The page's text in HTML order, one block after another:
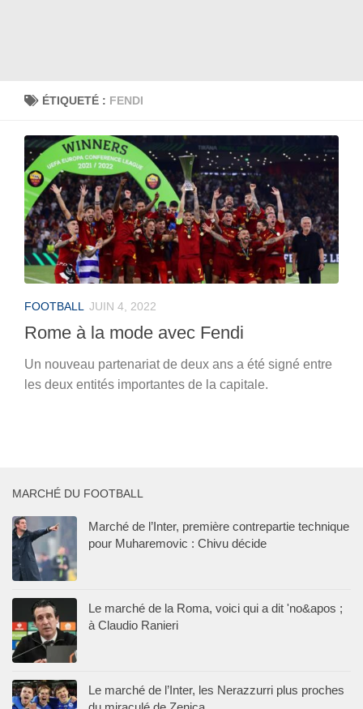
ÉTIQUETÉ : FENDI
FOOTBALL JUIN 4, 2022
Rome à la mode avec Fendi
Un nouveau partenariat de deux ans a été signé entre
les deux entités importantes de la capitale.
MARCHÉ DU FOOTBALL
Marché de l’Inter, première contrepartie technique
pour Muharemovic : Chivu décide
Le marché de la Roma, voici qui a dit 'no&apos ;
à Claudio Ranieri
Le marché de l’Inter, les Nerazzurri plus proches